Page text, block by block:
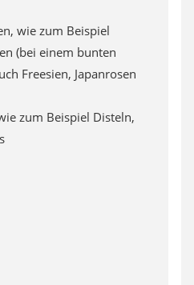
wie zum Beispiel
(bei einem bunten
Freesien, Japanrosen
zum Beispiel Disteln,